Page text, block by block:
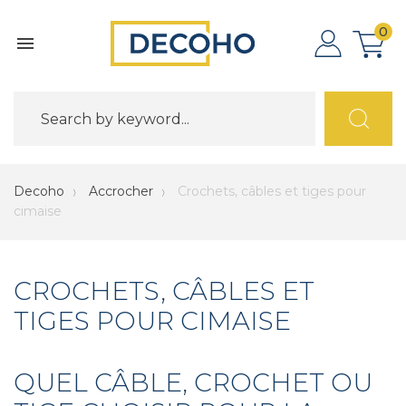

0
Decoho Accrocher
Crochets, câbles et tiges pour
cimaise
CROCHETS, CÂBLES ET
TIGES POUR CIMAISE
QUEL CÂBLE, CROCHET OU